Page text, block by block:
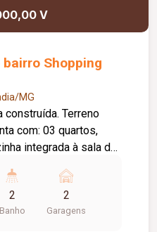
V
Shopping
MG
Terreno
integrada à sala de
Diferenciais:
em fase final de
ampla, ideal para
2
Banho
2
Garagens